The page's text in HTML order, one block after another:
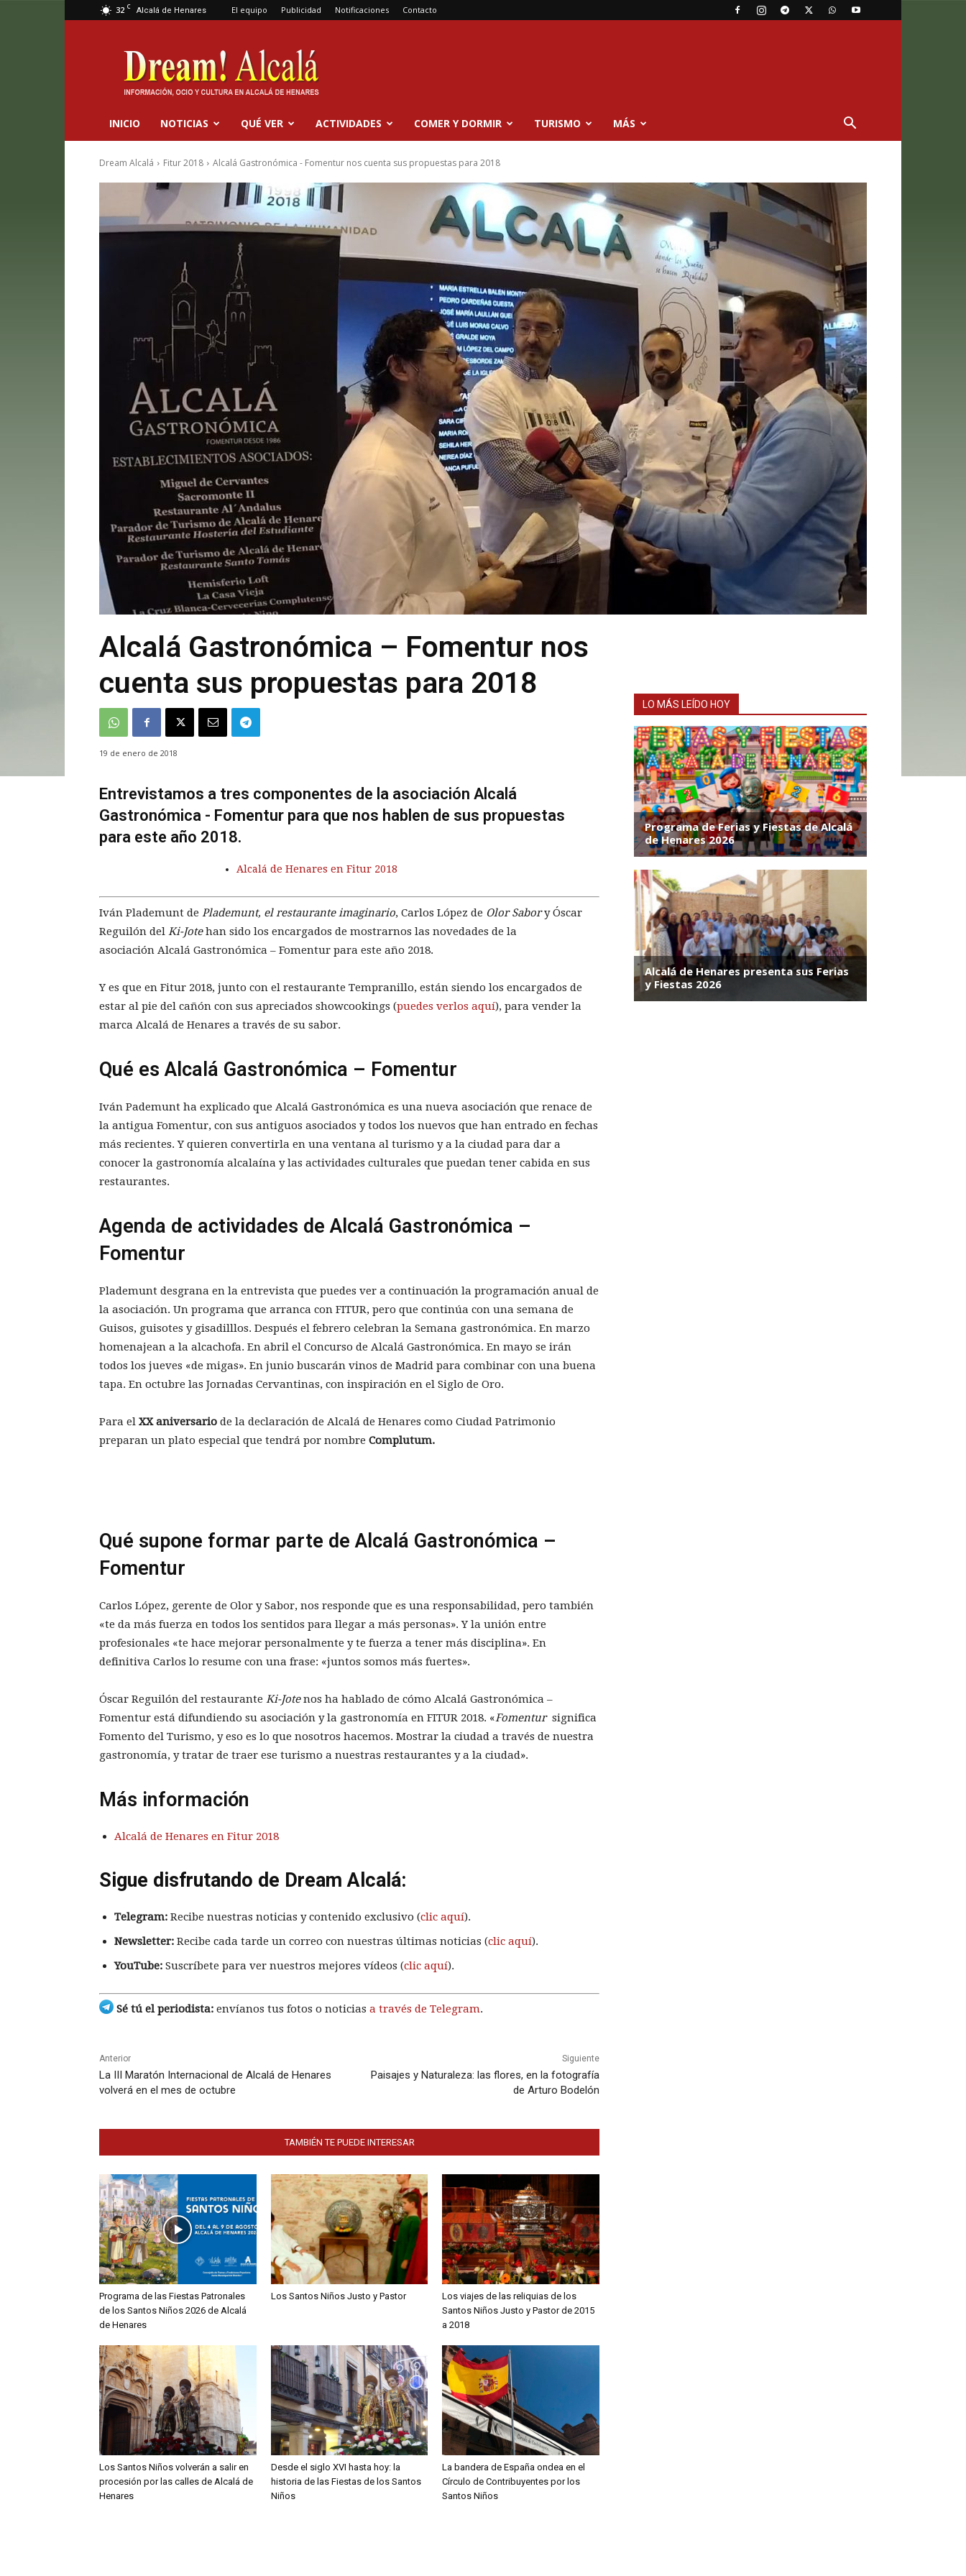
32 C Alcalá de Henares El equipo Publicidad Notificaciones Contacto
Dream
Alcalá
INICIO NOTICIAS QUÉ VER ACTIVIDADES COMER Y DORMIR TURISMO MÁS
Dream Alcalá Fitur 2018 Alcalá Gastronómica - Fomentur nos cuenta sus propuestas para 2018
Alcalá Gastronómica – Fomentur nos
cuenta sus propuestas para 2018
19 de enero de 2018
Entrevistamos a tres componentes de la asociación Alcalá
Gastronómica - Fomentur para que nos hablen de sus propuestas
para este año 2018.
Alcalá de Henares en Fitur 2018
Iván Plademunt de Plademunt, el restaurante imaginario, Carlos López de Olor Sabory Óscar
Reguilón del Ki-Jotehan sido los encargados de mostrarnos las novedades de la
asociación Alcalá Gastronómica – Fomentur para este año 2018.
Y es que en Fitur 2018, junto con el restaurante Tempranillo, están siendo los encargados de
estar al pie del cañón con sus apreciados showcookings (puedes verlos aquí), para vender la
marca Alcalá de Henares a través de su sabor.
Qué es Alcalá Gastronómica – Fomentur
Iván Pademunt ha explicado que Alcalá Gastronómica es una nueva asociación que renace de
la antigua Fomentur, con sus antiguos asociados y todos los nuevos que han entrado en fechas
más recientes. Y quieren convertirla en una ventana al turismo y a la ciudad para dar a
conocer la gastronomía alcalaína y las actividades culturales que puedan tener cabida en sus
restaurantes.
Agenda de actividades de Alcalá Gastronómica –
Fomentur
Plademunt desgrana en la entrevista que puedes ver a continuación la programación anual de
la asociación. Un programa que arranca con FITUR, pero que continúa con una semana de
Guisos, guisotes y gisadilllos. Después el febrero celebran la Semana gastronómica. En marzo
homenajean a la alcachofa. En abril el Concurso de Alcalá Gastronómica. En mayo se irán
todos los jueves «de migas». En junio buscarán vinos de Madrid para combinar con una buena
tapa. En octubre las Jornadas Cervantinas, con inspiración en el Siglo de Oro.
Para el XX aniversario de la declaración de Alcalá de Henares como Ciudad Patrimonio
preparan un plato especial que tendrá por nombre Complutum.
Qué supone formar parte de Alcalá Gastronómica –
Fomentur
Carlos López, gerente de Olor y Sabor, nos responde que es una responsabilidad, pero también
«te da más fuerza en todos los sentidos para llegar a más personas». Y la unión entre
profesionales «te hace mejorar personalmente y te fuerza a tener más disciplina». En
definitiva Carlos lo resume con una frase: «juntos somos más fuertes».
Óscar Reguilón del restaurante Ki-Jotenos ha hablado de cómo Alcalá Gastronómica –
Fomentur está difundiendo su asociación y la gastronomía en FITUR 2018. «Fomentur significa
Fomento del Turismo, y eso es lo que nosotros hacemos. Mostrar la ciudad a través de nuestra
gastronomía, y tratar de traer ese turismo a nuestras restaurantes y a la ciudad».
Más información
Alcalá de Henares en Fitur 2018
Sigue disfrutando de Dream Alcalá:
Telegram: Recibe nuestras noticias y contenido exclusivo (clic aquí).
Newsletter: Recibe cada tarde un correo con nuestras últimas noticias (clic aquí).
YouTube: Suscríbete para ver nuestros mejores vídeos (clic aquí).
Sé tú el periodista: envíanos tus fotos o noticias a través de Telegram.
Anterior
La III Maratón Internacional de Alcalá de Henares
volverá en el mes de octubre
Siguiente
Paisajes y Naturaleza: las flores, en la fotografía
de Arturo Bodelón
TAMBIÉN TE PUEDE INTERESAR
Programa de las Fiestas Patronales
de los Santos Niños 2026 de Alcalá
de Henares
Los Santos Niños Justo y Pastor
Los viajes de las reliquias de los
Santos Niños Justo y Pastor de 2015
a 2018
Los Santos Niños volverán a salir en
procesión por las calles de Alcalá de
Henares
Desde el siglo XVI hasta hoy: la
historia de las Fiestas de los Santos
Niños
La bandera de España ondea en el
Círculo de Contribuyentes por los
Santos Niños
LO MÁS LEÍDO HOY